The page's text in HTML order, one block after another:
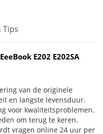
Tips
E202 E202SA
van de originele
en langste levensduur.
voor kwaliteitsproblemen.
om terug te keren.
vragen online 24 uur per